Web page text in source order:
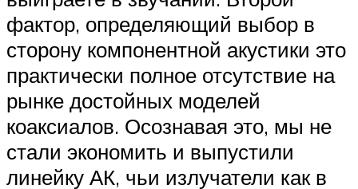
фактор, определяющий выбор в
сторону компонентной акустики это
практически полное отсутствие на
рынке достойных моделей
коаксиалов. Осознавая это, мы не
стали экономить и выпустили
линейку АК, чьи излучатели как в